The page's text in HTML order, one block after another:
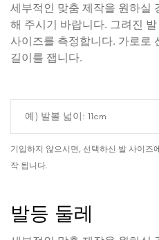
세부적인 맞춤 제작을 원하실
해 주시기 바랍니다. 그려진
사이즈를 측정합니다. 가로로
길이를 잽니다.
기입하지 않으시면, 선택하신 발 사이즈
작 됩니다.
발등 둘레